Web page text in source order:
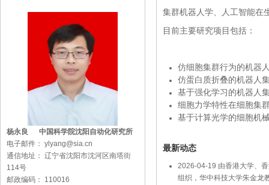
杨永良 中国科学院沈阳自动化研究所
电子邮件： ylyang@sia.cn
通信地址： 辽宁省沈阳市沈河区南塔街
114号
邮政编码： 110016
集群机器人学、人工智能在
目前主要研究项目包括：
仿细胞集群行为的机器
仿蛋白质折叠的机器人
基于强化学习的机器人
细胞力学特性在细胞集
基于计算光学的细胞机
最新动态
2026-04-19 由香港大学、
组织，华中科技大学朱金龙